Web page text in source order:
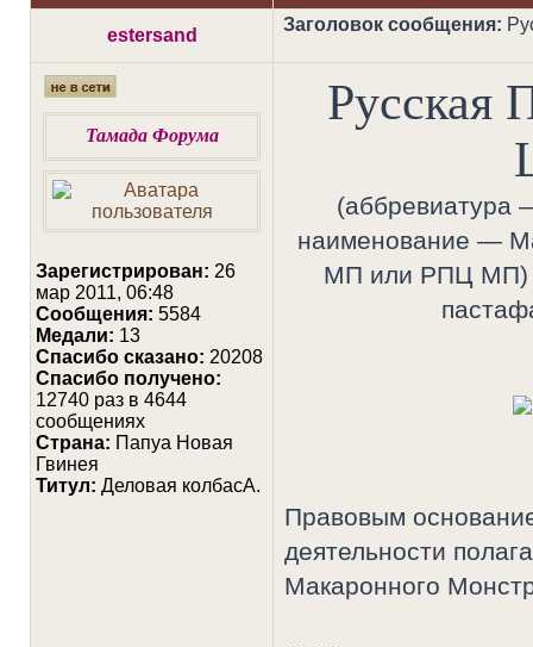
estersand
Заголовок сообщения:
Тамада Форума
Зарегистрирован: 26
мар 2011, 06:48
Сообщения: 5584
Медали: 13
Cпасибо сказано: 20208
Спасибо получено:
12740 раз в 4644
сообщениях
Страна: Папуа Новая
Гвинея
Титул: Деловая колбасА.
Русская
(аббревиатура
наименование —
МП или РПЦ МП)
Правовым
деятельности
Макаронного